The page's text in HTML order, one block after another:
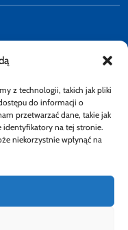
z technologii, takich jak pliki
do informacji o
przetwarzać dane, takie jak
identyfikatory na tej stronie.
niekorzystnie wpłynąć na